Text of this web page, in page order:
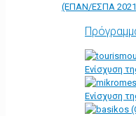
(ΕΠΑΝ/ΕΣΠΑ
Ενίσχυση
Ενίσχυση